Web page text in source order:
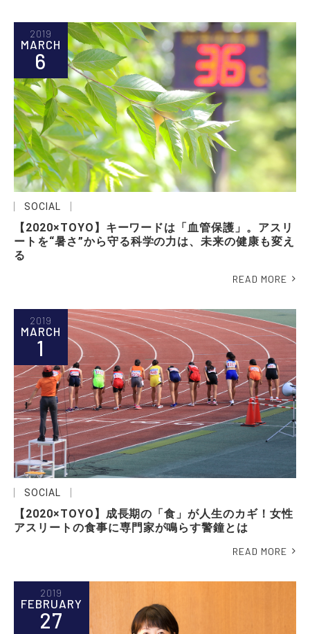
2019
MARCH
6
SOCIAL
【2020×TOYO】キーワードは「血管保護」。アスリ
ートを“暑さ”から守る科学の力は、未来の健康も変え
る
READ MORE
2019
MARCH
1
SOCIAL
【2020×TOYO】成長期の「食」が人生のカギ！女性
アスリートの食事に専門家が鳴らす警鐘とは
READ MORE
2019
FEBRUARY
27